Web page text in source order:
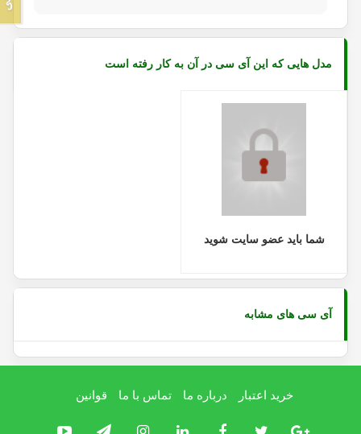
مدل هایی که این آی سی در آن به کار رفته است
شما باید عضو سایت شوید
آی سی های مشابه
خرید اعتبار درباره ما تماس با ما قوانین